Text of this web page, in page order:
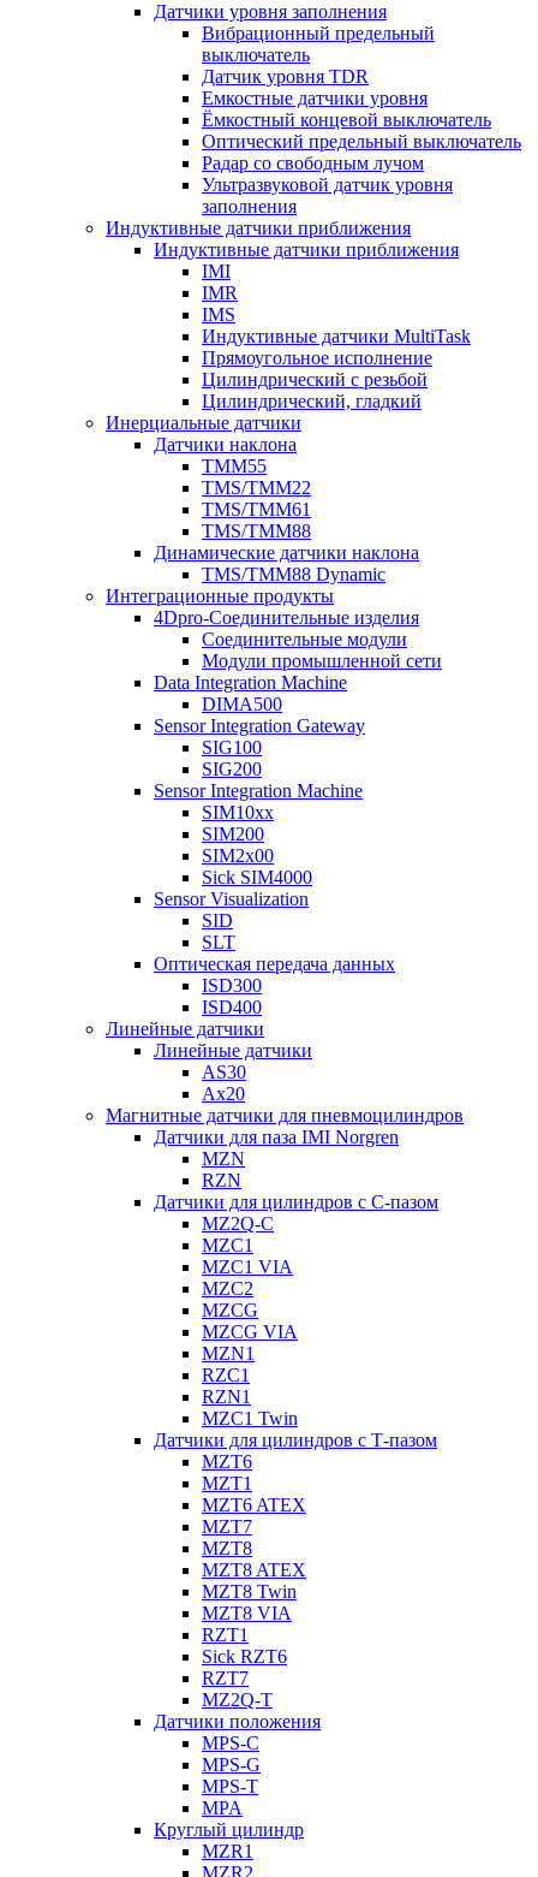
Датчики уровня заполнения
Вибрационный предельный
выключатель
Датчик уровня TDR
Емкостные датчики уровня
Ёмкостный концевой выключатель
Оптический предельный выключатель
Радар со свободным лучом
Ультразвуковой датчик уровня
заполнения
Индуктивные датчики приближения
Индуктивные датчики приближения
IMI
IMR
IMS
Индуктивные датчики MultiTask
Прямоугольное исполнение
Цилиндрический с резьбой
Цилиндрический, гладкий
Инерциальные датчики
Датчики наклона
TMM55
TMS/TMM22
TMS/TMM61
TMS/TMM88
Динамические датчики наклона
TMS/TMM88 Dynamic
Интеграционные продукты
4Dpro-Соединительные изделия
Соединительные модули
Модули промышленной сети
Data Integration Machine
DIMA500
Sensor Integration Gateway
SIG100
SIG200
Sensor Integration Machine
SIM10xx
SIM200
SIM2x00
Sick SIM4000
Sensor Visualization
SID
SLT
Оптическая передача данных
ISD300
ISD400
Линейные датчики
Линейные датчики
AS30
Ax20
Магнитные датчики для пневмоцилиндров
Датчики для паза IMI Norgren
MZN
RZN
Датчики для цилиндров с С-пазом
MZ2Q-C
MZC1
MZC1 VIA
MZC2
MZCG
MZCG VIA
MZN1
RZC1
RZN1
MZC1 Twin
Датчики для цилиндров с Т-пазом
MZT6
MZT1
MZT6 ATEX
MZT7
MZT8
MZT8 ATEX
MZT8 Twin
MZT8 VIA
RZT1
Sick RZT6
RZT7
MZ2Q-T
Датчики положения
MPS-C
MPS-G
MPS-T
MPA
Круглый цилиндр
MZR1
MZR2